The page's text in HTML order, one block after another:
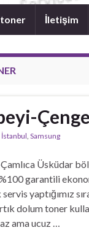
toner İletişim
İstanbul, Samsung
Üsküdar
garantili
yaptığımız
dolum toner
ama ucuz …